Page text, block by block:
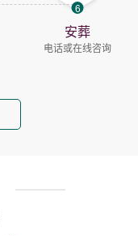
6
安葬
电话或在线咨询